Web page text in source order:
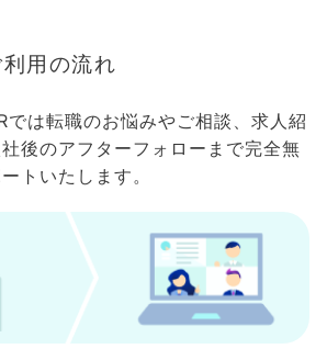
用の流れ
では転職のお悩みやご相談、求人紹
後のアフターフォローまで完全無
トいたします。